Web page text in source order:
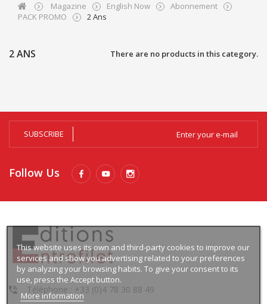
Magazine English Now
Abonnement
PACK PROMO
2 Ans
2 ANS There are no products in this category.
This website uses its own and third-party cookies to improve our
services and show you advertising related to your preferences
by analyzing your browsing habits. To give your consent to its
use, press the Accept button.
More information
SUBSCRIBE
Follow Us
Téléphone : +33 (0)4 78 30 88 49